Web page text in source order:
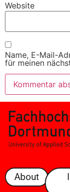
Website
Name, E-Mail-
für meinen
About